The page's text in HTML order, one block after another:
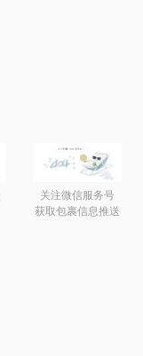
关注微信服务号
获取包裹信息推送